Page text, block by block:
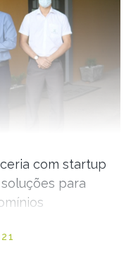
com startup
para